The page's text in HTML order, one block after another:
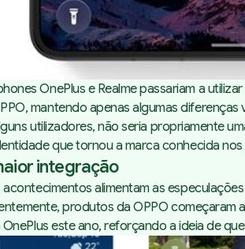
OnePlus e Realme passariam a
mantendo apenas algumas diferenças
utilizadores, não seria propriamente
que tornou a marca conhecida nos
integração
alimentam as
produtos da OPPO começaram
este ano, reforçando a ideia de